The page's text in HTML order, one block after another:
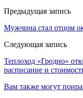
Предыдущая запись
Мужчина стал отцом
Следующая запись
Теплоход «Гродно»
расписание и
Вам также могут